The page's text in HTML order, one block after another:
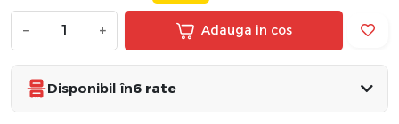
− + Adauga in cos
Disponibil în6 rate